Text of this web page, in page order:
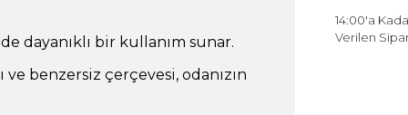
dayanıklı bir kullanım sunar.
ve benzersiz çerçevesi, odanızın
14:00'a
Verilen